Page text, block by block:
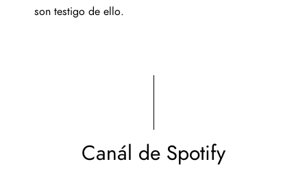
son testigo de ello.
Canál de Spotify